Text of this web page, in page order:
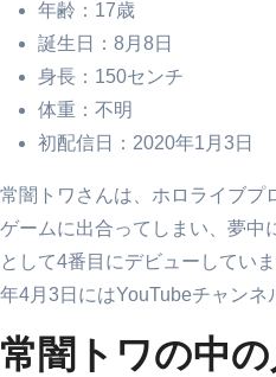
年齢：17歳
誕生日：8月8日
身長：150センチ
体重：不明
初配信日：2020年1月3日
常闇トワさんは、ホロライブプ
ゲームに出合ってしまい、夢中
として4番目にデビューしてい
年4月3日にはYouTubeチャンネ
常闇トワの中